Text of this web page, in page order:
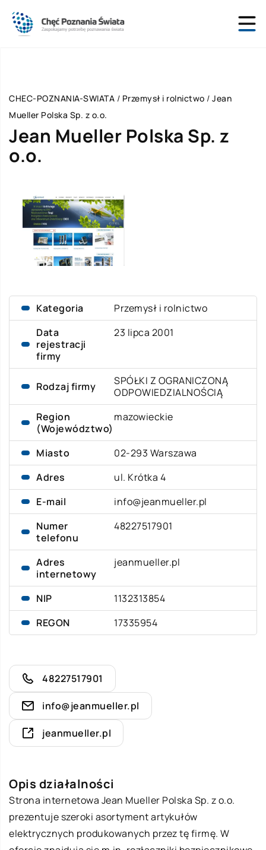
CHEC-POZNANIA-SWIATA / Przemysł i rolnictwo / Jean
Mueller Polska Sp. z o.o.
Jean Mueller Polska Sp. z
o.o.
Kategoria
Przemysł i rolnictwo
Data
rejestracji
firmy
23 lipca 2001
Rodzaj firmy
SPÓŁKI Z OGRANICZONĄ
ODPOWIEDZIALNOŚCIĄ
Region
(Województwo)
mazowieckie
Miasto
02-293 Warszawa
Adres
ul. Krótka 4
E-mail
info@jeanmueller.pl
Numer
telefonu
48227517901
Adres
internetowy
jeanmueller.pl
NIP
1132313854
REGON
17335954
48227517901
info@jeanmueller.pl
jeanmueller.pl
Opis działalności
Strona internetowa Jean Mueller Polska Sp. z o.o.
prezentuje szeroki asortyment artykułów
elektrycznych produkowanych przez tę firmę. W